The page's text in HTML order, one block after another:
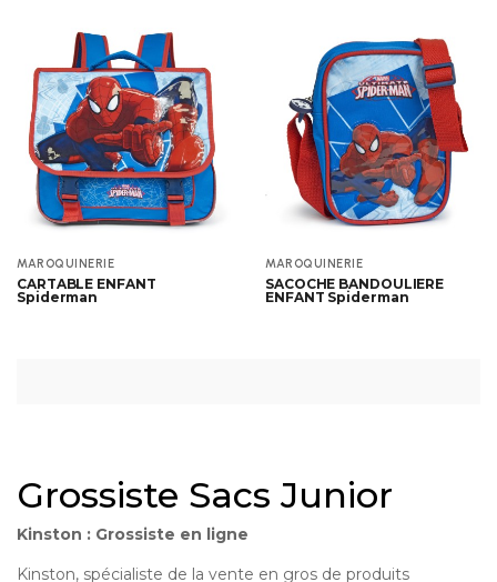
MAROQUINERIE
CARTABLE ENFANT
Spiderman
MAROQUINERIE
SACOCHE BANDOULIERE
ENFANT Spiderman
Grossiste Sacs Junior
Kinston : Grossiste en ligne
Kinston, spécialiste de la vente en gros de produits